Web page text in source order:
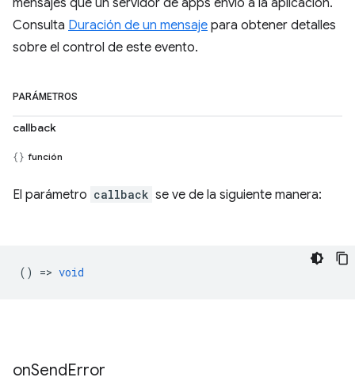
mensajes que un servidor de apps envió a la aplicación.
Consulta Duración de un mensaje para obtener detalles
sobre el control de este evento.
PARÁMETROS
callback
función
El parámetro callback se ve de la siguiente manera:
() => void
onSendError